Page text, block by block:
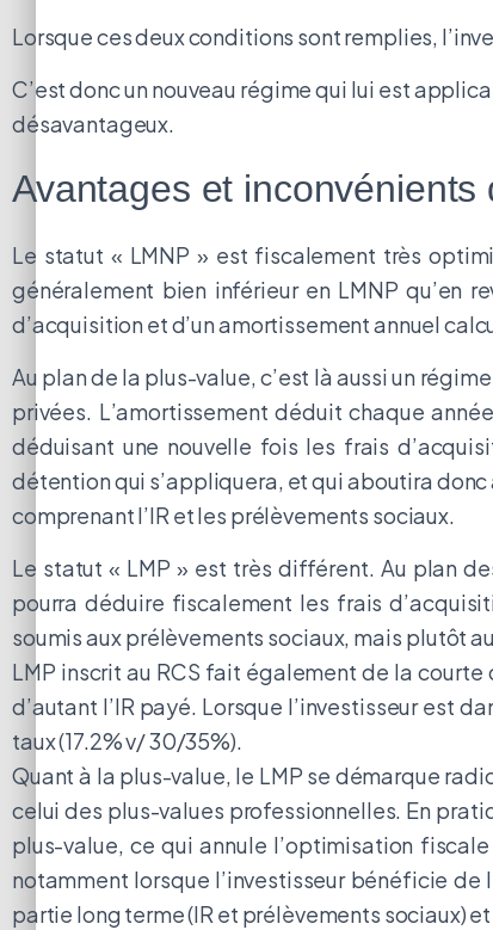
Lorsque ces deux conditions sont remplies,
C’est donc un nouveau régime qui lui est
désavantageux.
Avantages et inconvénients
Le statut « LMNP » est fiscalement très
généralement bien inférieur en LMNP
d’acquisition et d’un amortissement annuel
Au plan de la plus-value, c’est là aussi un
privées. L’amortissement déduit chaque
déduisant une nouvelle fois les frais
détention qui s’appliquera, et qui aboutira donc
comprenant l’IR et les prélèvements sociaux.
Le statut « LMP » est très différent. Au plan
pourra déduire fiscalement les frais
soumis aux prélèvements sociaux, mais plutôt
LMP inscrit au RCS fait également de la
d’autant l’IR payé. Lorsque l’investisseur est
taux (17.2% v/ 30/35%).
Quant à la plus-value, le LMP se démarque
celui des plus-values professionnelles. En
plus-value, ce qui annule l’optimisation
notamment lorsque l’investisseur bénéficie
partie long terme (IR et prélèvements sociaux)